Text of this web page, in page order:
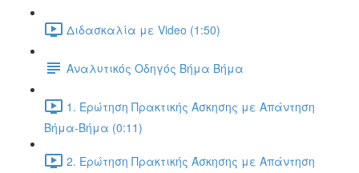
Διδασκαλία με Video (1:50)
Αναλυτικός Οδηγός Βήμα Βήμα
1. Ερώτηση Πρακτικής Άσκησης με Απάντηση
Βήμα-Βήμα (0:11)
2. Ερώτηση Πρακτικής Άσκησης με Απάντηση